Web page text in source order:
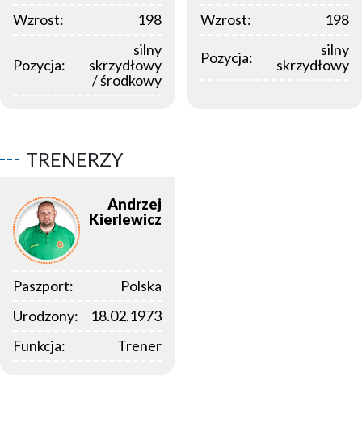
Wzrost:
198
Pozycja:
silny
skrzydłowy
/ środkowy
Wzrost:
198
Pozycja:
silny
skrzydłowy
TRENERZY
Andrzej
Kierlewicz
Paszport:
Polska
Urodzony:
18.02.1973
Funkcja:
Trener